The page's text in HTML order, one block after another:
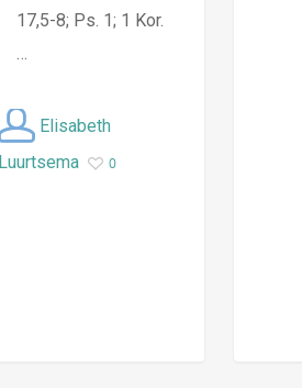
17,5-8; Ps. 1; 1 Kor.
…
Elisabeth
Luurtsema
0